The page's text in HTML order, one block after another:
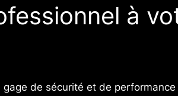
à
de sécurité et de performance